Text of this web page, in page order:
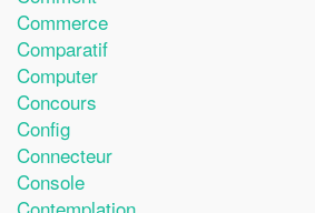
Commerce
Comparatif
Computer
Concours
Config
Connecteur
Console